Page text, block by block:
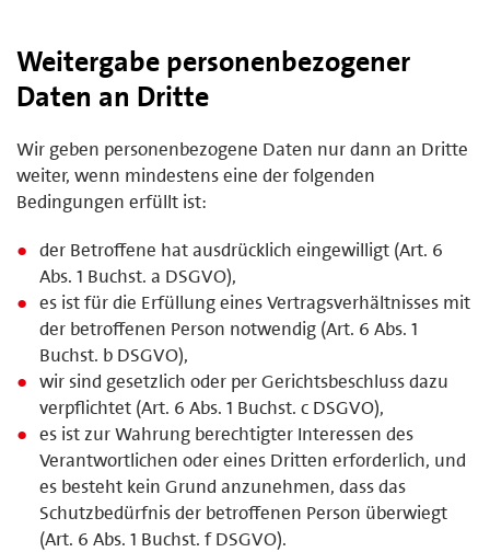
Weitergabe personenbezogener
Daten an Dritte
Wir geben personenbezogene Daten nur dann an Dritte
weiter, wenn mindestens eine der folgenden
Bedingungen erfüllt ist:
der Betroffene hat ausdrücklich eingewilligt (Art. 6
Abs. 1 Buchst. a DSGVO),
es ist für die Erfüllung eines Vertragsverhältnisses mit
der betroffenen Person notwendig (Art. 6 Abs. 1
Buchst. b DSGVO),
wir sind gesetzlich oder per Gerichtsbeschluss dazu
verpflichtet (Art. 6 Abs. 1 Buchst. c DSGVO),
es ist zur Wahrung berechtigter Interessen des
Verantwortlichen oder eines Dritten erforderlich, und
es besteht kein Grund anzunehmen, dass das
Schutzbedürfnis der betroffenen Person überwiegt
(Art. 6 Abs. 1 Buchst. f DSGVO).